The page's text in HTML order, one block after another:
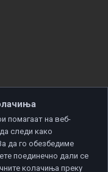
помагаат на веб-
следи како
да го обезбедиме
поединечно дали се
колачиња преку